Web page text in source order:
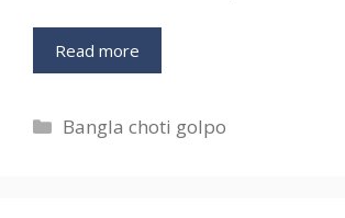
Read more
Categories
Bangla choti golpo